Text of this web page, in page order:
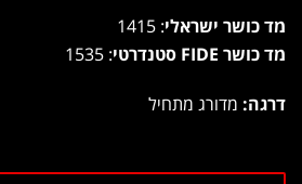
מד כושר ישראלי: 1415
מד כושר FIDE סטנדרטי
: 1535
דרגה: מדורג מתחיל